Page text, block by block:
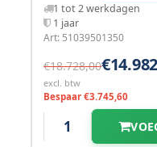
1 tot 2 werkdagen
1 jaar
Art: 51039501350
€18.728,00
excl. btw
Bespaar €3.745,60